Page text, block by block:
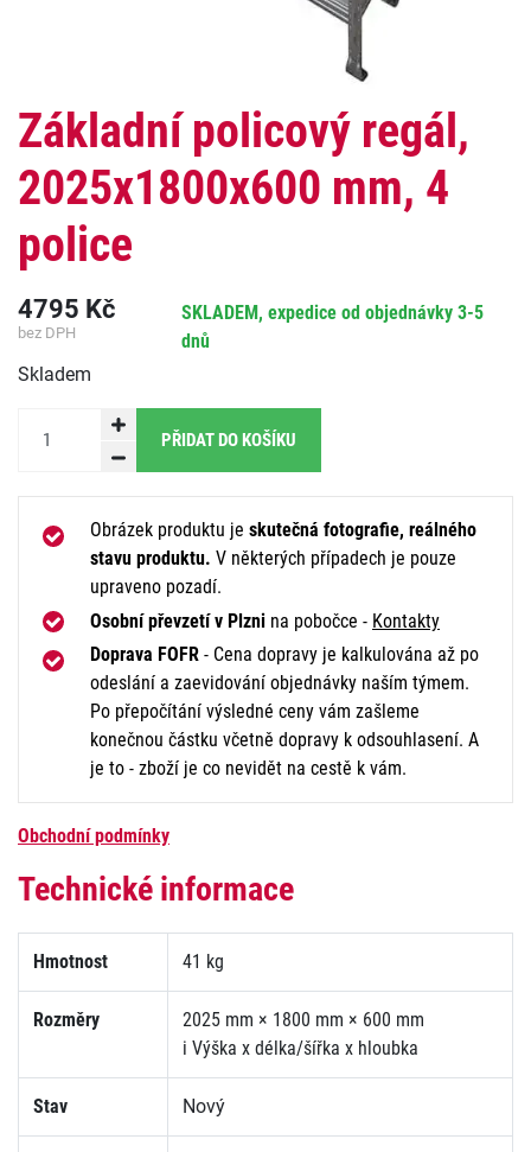
Základní policový regál,
2025x1800x600 mm, 4
police
4795 Kč
bez DPH
SKLADEM, expedice od objednávky 3-5
dnů
Skladem
PŘIDAT DO KOŠÍKU
Obrázek produktu je skutečná fotografie, reálného
stavu produktu. V některých případech je pouze
upraveno pozadí.
Osobní převzetí v Plzni na pobočce - Kontakty
Doprava FOFR - Cena dopravy je kalkulována až po
odeslání a zaevidování objednávky naším týmem.
Po přepočítání výsledné ceny vám zašleme
konečnou částku včetně dopravy k odsouhlasení. A
je to - zboží je co nevidět na cestě k vám.
Obchodní podmínky
Technické informace
Hmotnost 41 kg
Rozměry
2025 mm × 1800 mm × 600 mm
i Výška x délka/šířka x hloubka
Stav Nový